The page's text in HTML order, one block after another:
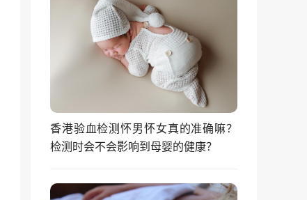
香港验血检测怀男怀女真的准确嘛？
检测时会不会影响到母婴的健康？